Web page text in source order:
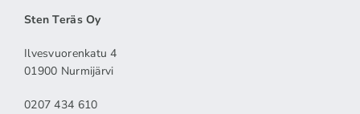
Sten Teräs Oy
Ilvesvuorenkatu 4
01900 Nurmijärvi
0207 434 610